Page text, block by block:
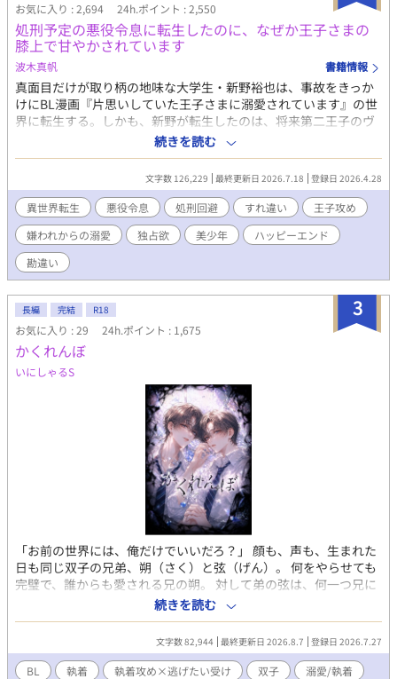
お気に入り : 2,694 24h.ポイント : 2,550
処刑予定の悪役令息に転生したのに、なぜか王子さまの
膝上で甘やかされています
波木真帆 書籍情報
真面目だけが取り柄の地味な大学生・新野裕也は、事故をきっか
けにBL漫画『片思いしていた王子さまに溺愛されています』の世
界に転生する。しかも、新野が転生したのは、将来第二王子のヴ
ァレリウスに処刑される運命を持つ悪役令息・リュシエル。そん
な未来を回避するため、リュシエルはわがままな性格を改め、目
立たず穏やかに生きることを決意する。 しかしリュシエルの変化
が、嫌われていたはずの第二王子ヴァレリウスの関心を引いてし
まう。関わらないように、と願っていたはずなのに、なぜか少し
ずつ関係を変わっていって…… 処刑エンド回避を目指す転生令息
と、彼に惹かれていく王子のすれ違いから始まるハッピーエンド
なお話です。 R18には※つけます。
続きを読む
文字数 126,229 最終更新日 2026.7.18 登録日 2026.4.28
異世界転生 悪役令息 処刑回避 すれ違い
王子攻め
嫌われからの溺愛
独占欲 美少年
ハッピーエンド
勘違い
3
長編 完結 R18
お気に入り : 29 24h.ポイント : 1,675
かくれんぼ
いにしゃるS
「お前の世界には、俺だけでいいだろ？」 顔も、声も、生まれた
日も同じ双子の兄弟、朔（さく）と弦（げん）。 何をやらせても
完璧で、誰からも愛される兄の朔。 対して弟の弦は、何一つ兄に
勝てるものがなく、「兄の劣化コピー」と囁かれながら惨めな劣
等感を抱えて生きていた。 どれだけ血の滲む努力をしても、縮ま
らない圧倒的な格差。 逃げたい弟と、追い詰める兄。 逃げ場のな
い密室で繰り広げられる、共依存という名の地獄のかくれんぼ
――。
続きを読む
文字数 82,944 最終更新日 2026.8.7 登録日 2026.7.27
BL 執着 執着攻め×逃げたい受け 双子
溺愛/執着